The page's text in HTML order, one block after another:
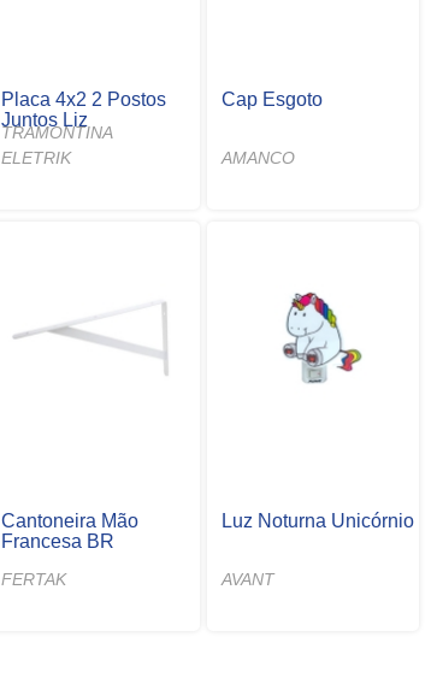
Placa 4x2 2 Postos
Juntos Liz
TRAMONTINA
ELETRIK
Cap Esgoto
AMANCO
Cantoneira Mão
Francesa BR
FERTAK
Luz Noturna Unicórnio
AVANT